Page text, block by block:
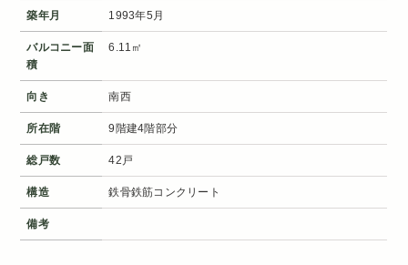
築年月 1993年5月
バルコニー面
積
6.11㎡
向き 南西
所在階 9階建4階部分
総戸数 42戸
構造 鉄骨鉄筋コンクリート
備考